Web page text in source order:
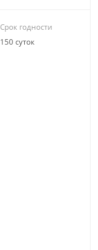
Срок годности
150 суток